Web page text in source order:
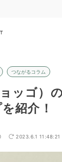
つながるコラム
ッゴ）
紹介！
2023.6.1 11:48:21